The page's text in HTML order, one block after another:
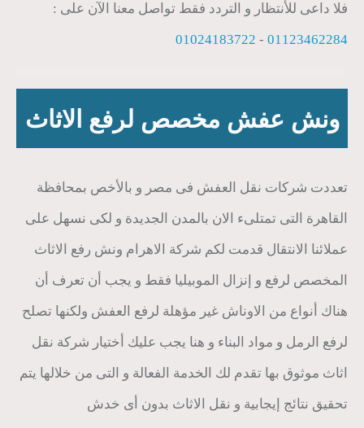
فلا داعى للأنتظار و التردد فقط تواصل معنا الآن على :
01123462284
-
01024183722
ونش عفش مخصص لرفع الاثاث
تعددت شركات نقل العفش فى مصر و بالأخص بمحافظة
القاهرة التى تمتلىء الان بالمدن الجديدة و لكى نسهل على
عملائنا الانتقال قدمت لكم شركة الاهرام ونش رفع الاثاث
المخصص لرفع و إنزال الموبيليا فقط و يجب أن تعرف أن
هناك أنواع من الاوناش غير مؤهلة لرفع العفش ولكنها تصلح
لرفع الرمل و مواد البناء و هنا يجب عليك أختيار شركة نقل
اثاث موثوق بها تقدم لك الخدمة الفعالة و التى من خلالها يتم
تحقيق نتائج إيجابية و نقل الاثاث بدون أى خدش